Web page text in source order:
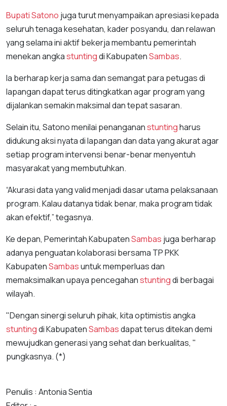
Bupati Satono juga turut menyampaikan apresiasi kepada
seluruh tenaga kesehatan, kader posyandu, dan relawan
yang selama ini aktif bekerja membantu pemerintah
menekan angkastuntingdi KabupatenSambas.
Ia berharap kerja sama dan semangat para petugas di
lapangan dapat terus ditingkatkan agar program yang
dijalankan semakin maksimal dan tepat sasaran.
Selain itu, Satono menilai penangananstuntingharus
didukung aksi nyata di lapangan dan data yang akurat agar
setiap program intervensi benar-benar menyentuh
masyarakat yang membutuhkan.
“Akurasi data yang valid menjadi dasar utama pelaksanaan
program. Kalau datanya tidak benar, maka program tidak
akan efektif,” tegasnya.
Ke depan, Pemerintah KabupatenSambas juga berharap
adanya penguatan kolaborasi bersama TP PKK
KabupatenSambasuntuk memperluas dan
memaksimalkan upaya pencegahanstuntingdi berbagai
wilayah.
"Dengan sinergi seluruh pihak, kita optimistis angka
stuntingdi KabupatenSambasdapat terus ditekan demi
mewujudkan generasi yang sehat dan berkualitas, "
pungkasnya. (*)
Penulis : Antonia Sentia